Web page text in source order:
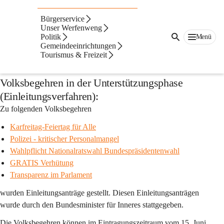
Bürgerservice
Unser Werfenweng
Politik
Gemeindeeinrichtungen
Tourismus & Freizeit
Menü
Volksbegehren
Volksbegehren ab 15.06. - 22.06.2026
Volksbegehren in der Unterstützungsphase
(Einleitungsverfahren):
Zu folgenden Volksbegehren
Karfreitag-Feiertag für Alle
Polizei - kritischer Personalmangel
Wahlpflicht Nationalratswahl Bundespräsidentenwahl
GRATIS Verhütung
Transparenz im Parlament
wurden Einleitungsanträge gestellt. Diesen Einleitungsanträgen
wurde durch den Bundesminister für Inneres stattgegeben.